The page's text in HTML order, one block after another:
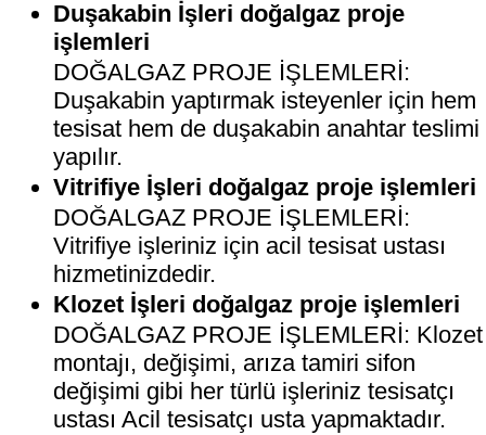
Duşakabin İşleri doğalgaz proje
işlemleri
DOĞALGAZ PROJE İŞLEMLERİ:
Duşakabin yaptırmak isteyenler için hem
tesisat hem de duşakabin anahtar teslimi
yapılır.
Vitrifiye İşleri doğalgaz proje işlemleri
DOĞALGAZ PROJE İŞLEMLERİ:
Vitrifiye işleriniz için acil tesisat ustası
hizmetinizdedir.
Klozet İşleri doğalgaz proje işlemleri
DOĞALGAZ PROJE İŞLEMLERİ: Klozet
montajı, değişimi, arıza tamiri sifon
değişimi gibi her türlü işleriniz tesisatçı
ustası Acil tesisatçı usta yapmaktadır.